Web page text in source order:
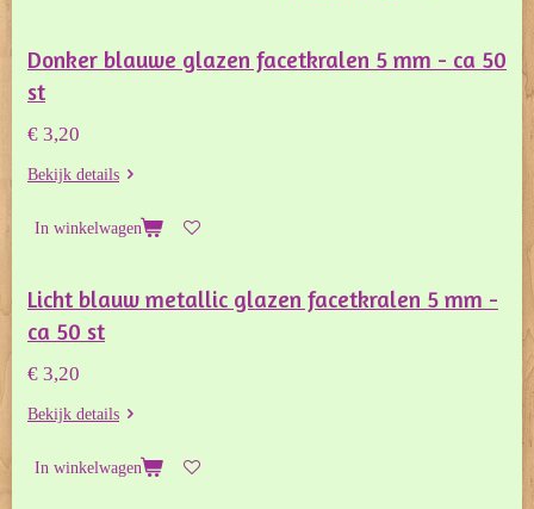
Donker blauwe glazen facetkralen 5 mm - ca 50
st
€ 3,20
Bekijk details
In winkelwagen
Licht blauw metallic glazen facetkralen 5 mm -
ca 50 st
€ 3,20
Bekijk details
In winkelwagen